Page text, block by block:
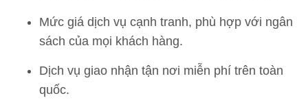
Mức giá dịch vụ cạnh tranh, phù hợp với ngân
sách của mọi khách hàng.
Dịch vụ giao nhận tận nơi miễn phí trên toàn
quốc.